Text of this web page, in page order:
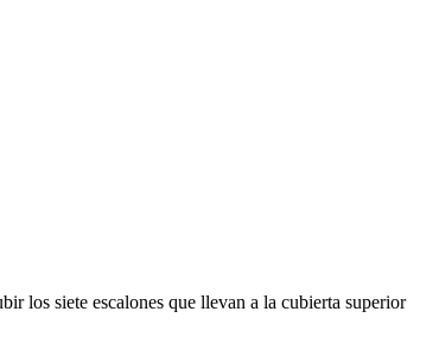
los siete escalones que llevan a la cubierta superior